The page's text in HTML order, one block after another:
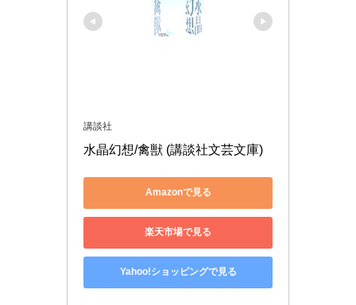
講談社
水晶幻想/禽獣 (講談社文芸文庫)
Amazonで見る
楽天市場で見る
Yahoo!ショッピングで見る